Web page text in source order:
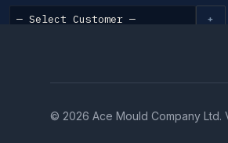
© 2026 Ace Mould Company Ltd.